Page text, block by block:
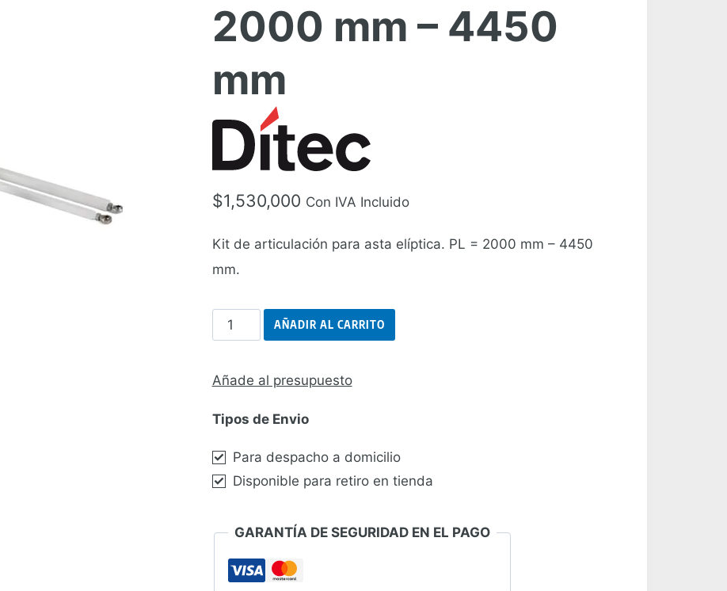
2000 mm – 4450
mm
$1,530,000 Con IVA Incluido
Kit de articulación para asta elíptica. PL = 2000 mm – 4450
mm.
Kit
Articulación
Asta
Wlíptica
2000
mm
AÑADIR AL CARRITO
Añade al presupuesto
Tipos de Envio
Para despacho a domicilio
Disponible para retiro en tienda
GARANTÍA DE SEGURIDAD EN EL PAGO